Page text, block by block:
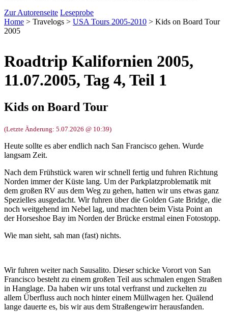
Zur Autorenseite Leseprobe
Home > Travelogs > USA Tours 2005-2010 > Kids on Board Tour
2005
Roadtrip Kalifornien 2005,
11.07.2005, Tag 4, Teil 1
Kids on Board Tour
(Letzte Änderung: 5.07.2026 @ 10:39)
Heute sollte es aber endlich nach San Francisco gehen. Wurde
langsam Zeit.
Nach dem Frühstück waren wir schnell fertig und fuhren Richtung
Norden immer der Küste lang. Um der Parkplatzproblematik mit
dem großen RV aus dem Weg zu gehen, hatten wir uns etwas ganz
Spezielles ausgedacht. Wir fuhren über die Golden Gate Bridge, die
noch weitgehend im Nebel lag, und machten beim Vista Point an
der Horseshoe Bay im Norden der Brücke erstmal einen Fotostopp.
Wie man sieht, sah man (fast) nichts.
Wir fuhren weiter nach Sausalito. Dieser schicke Vorort von San
Francisco besteht zu einem großen Teil aus schmalen engen Straßen
in Hanglage. Da haben wir uns total verfranst und zuckelten zu
allem Überfluss auch noch hinter einem Müllwagen her. Quälend
lange dauerte es, bis wir aus dem Straßengewirr herausfanden.